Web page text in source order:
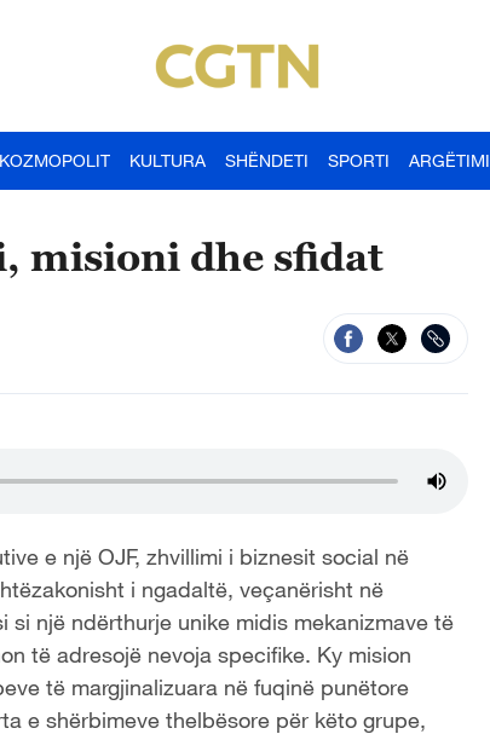
KOZMOPOLIT KULTURA SHËNDETI SPORTI ARGËTIMI
misioni dhe sfidat
e një OJF, zhvillimi i biznesit social në
i ngadaltë, veçanërisht në
një ndërthurje unike midis mekanizmave të
të adresojë nevoja specifike. Ky mision
të margjinalizuara në fuqinë punëtore
e shërbimeve thelbësore për këto grupe,